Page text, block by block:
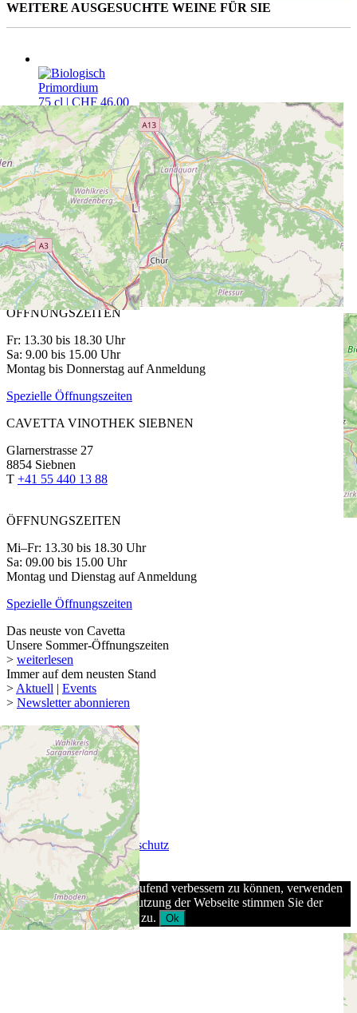
WEITERE AUSGESUCHTE WEINE FÜR SIE
Primordium
75 cl | CHF 46.00
Weissburgunder 'vom Muschelkalk'
75 cl | CHF 32.00
045 Verona
50 cl | CHF 42.00
CAVETTA VINOTHEK PFÄFFIKON
Churerstrasse 64
8808 Pfäffikon SZ
T+41 55 420 11 44
ÖFFNUNGSZEITEN
Fr: 13.30 bis 18.30 Uhr
Sa: 9.00 bis 15.00 Uhr
Montag bis Donnerstag auf Anmeldung
Spezielle Öffnungszeiten
CAVETTA VINOTHEK SIEBNEN
Glarnerstrasse 27
8854 Siebnen
T +41 55 440 13 88
ÖFFNUNGSZEITEN
Mi–Fr: 13.30 bis 18.30 Uhr
Sa: 09.00 bis 15.00 Uhr
Montag und Dienstag auf Anmeldung
Spezielle Öffnungszeiten
Das neuste von Cavetta
Unsere Sommer-Öffnungszeiten
> weiterlesen
Immer auf dem neusten Stand
> Aktuell | Events
> Newsletter abonnieren
© 2026 Keel-Weine AG
AGB|Impressum |Datenschutz
Um unsere Webseite fortlaufend verbessern zu können, verwenden
wir Cookies. Durch die Nutzung der Webseite stimmen Sie der
Verwendung von Cookies zu.
Ok